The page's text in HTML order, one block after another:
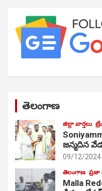
తెలంగాణ
జిల్లా వార్తలు
జ‌న్మ‌దిన
09/12/2024
తెలంగాణ ప్రజా
Malla